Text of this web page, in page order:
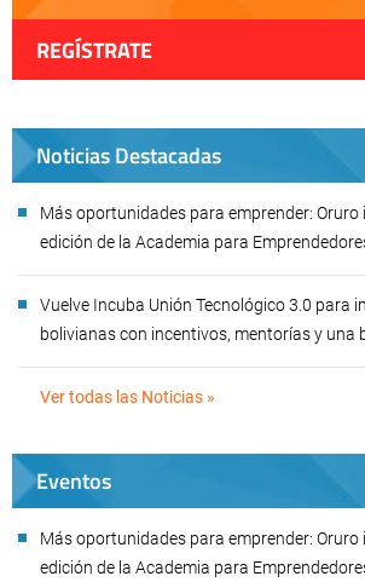
REGÍSTRATE
Noticias Destacadas
Más oportunidades para emprender:
edición de la Academia para
Vuelve Incuba Unión Tecnológico 3.0 para
bolivianas con incentivos, mentorías y una
Ver todas las Noticias »
Eventos
Más oportunidades para emprender:
edición de la Academia para